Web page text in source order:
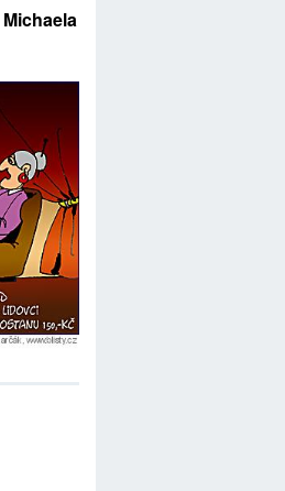
Michaela